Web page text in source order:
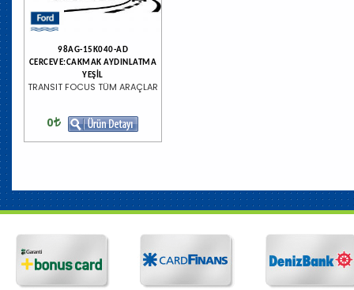
98AG-15K040-AD
CERCEVE:CAKMAK AYDINLATMA
YEŞİL
TRANSIT FOCUS TÜM ARAÇLAR
0